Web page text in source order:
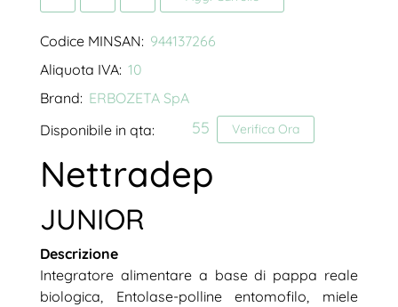
Codice MINSAN: 944137266
Aliquota IVA: 10
Brand: ERBOZETA SpA
Disponibile in qta:
Verifica Ora
55
Nettradep
JUNIOR
Descrizione
Integratore alimentare a base di pappa reale
biologica, Entolase-polline entomofilo, miele